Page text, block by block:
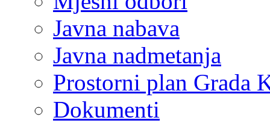
Javna nabava
Javna nadmetanja
Prostorni plan Grada
Dokumenti